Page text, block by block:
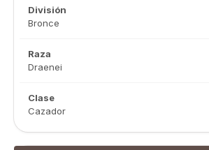
División
Bronce
Raza
Draenei
Clase
Cazador